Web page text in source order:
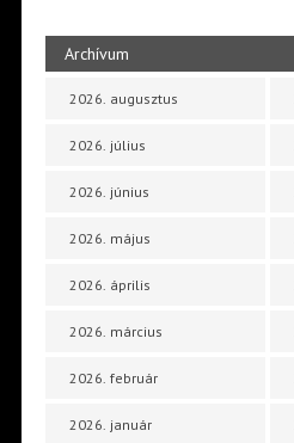
Archívum
2026. augusztus
2026. július
2026. június
2026. május
2026. április
2026. március
2026. február
2026. január